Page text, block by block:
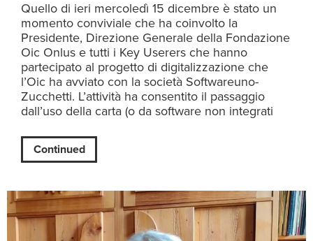
Quello di ieri mercoledì 15 dicembre è stato un
momento conviviale che ha coinvolto la
Presidente, Direzione Generale della Fondazione
Oic Onlus e tutti i Key Userers che hanno
partecipato al progetto di digitalizzazione che
l’Oic ha avviato con la società Softwareuno-
Zucchetti. L’attività ha consentito il passaggio
dall’uso della carta (o da software non integrati
Continued